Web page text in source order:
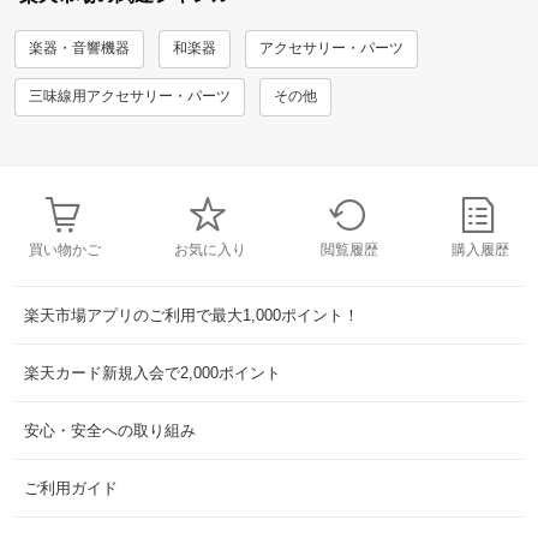
楽器・音響機器 和楽器 アクセサリー・パーツ
三味線用アクセサリー・パーツ その他
買い物かご お気に入り 閲覧履歴 購入履歴
楽天市場アプリのご利用で最大1,000ポイント！
楽天カード新規入会で2,000ポイント
安心・安全への取り組み
ご利用ガイド